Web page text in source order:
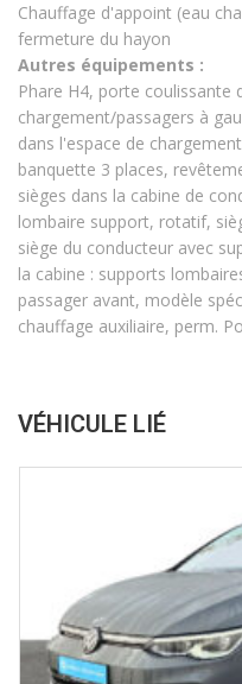
Chauffage d'appoint (eau
fermeture du hayon
Autres équipements :
Phare H4, porte coulissante
chargement/passagers à
dans l'espace de
banquette 3 places,
sièges dans la cabine de
lombaire support, rotatif,
siège du conducteur avec
la cabine : supports
passager avant, modèle
chauffage auxiliaire, perm.
VÉHICULE LIÉ